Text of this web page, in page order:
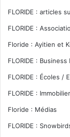
FLORIDE : articles
FLORIDE :
Floride : Ayitien et
FLORIDE :
FLORIDE : Écoles /
FLORIDE : Immobilier
Floride : Médias
FLORIDE :